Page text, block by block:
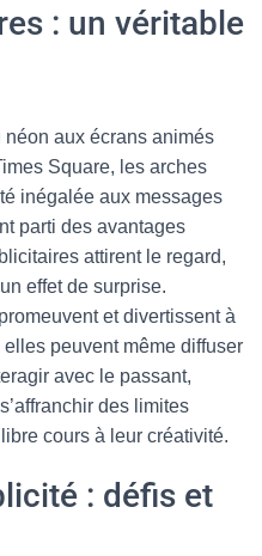
: un véritable
aux écrans animés
Square, les arches
inégalée aux messages
parti des avantages
attirent le regard,
effet de surprise.
et divertissent à
peuvent même diffuser
avec le passant,
des limites
cours à leur créativité.
: défis et